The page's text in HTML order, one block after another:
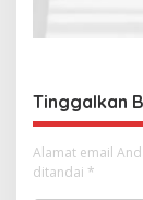
o
Tinggalkan
Alamat email
ditandai *